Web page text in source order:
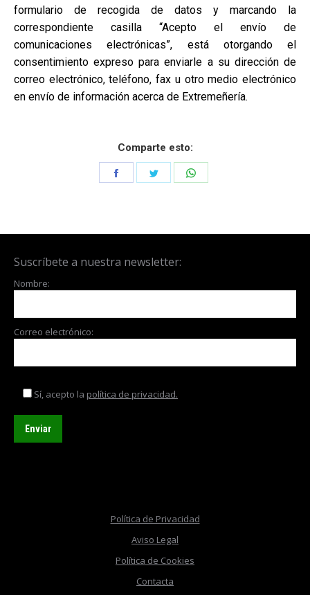
formulario de recogida de datos y marcando la
correspondiente casilla “Acepto el envío de
comunicaciones electrónicas”, está otorgando el
consentimiento expreso para enviarle a su dirección de
correo electrónico, teléfono, fax u otro medio electrónico
en envío de información acerca de Extremeñería.
Comparte esto:
Suscríbete a nuestra newsletter:
Nombre:
Correo electrónico:
Sí, acepto la política de privacidad.
Política de Privacidad
Aviso Legal
Política de Cookies
Contacta